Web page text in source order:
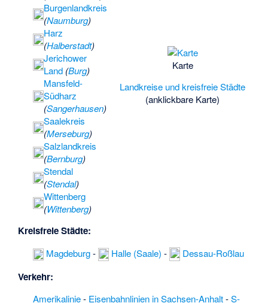
Dammbach
(Rappbode)
Holz nördlich
Beyernaumburg
Garlipp·Dorfkirche
Prödel
Karte
Landkreise und kreisfreie Städte
(anklickbare Karte)
Burgenlandkreis
(Naumburg)
Harz
(Halberstadt)
Jerichower
Land (Burg)
Mansfeld-
Südharz
(Sangerhausen)
Saalekreis
(Merseburg)
Salzlandkreis
(Bernburg)
Stendal
(Stendal)
Wittenberg
(Wittenberg)
Kreisfreie Städte:
Magdeburg- Halle (Saale) - Dessau-Roßlau
Verkehr:
Amerikalinie- Eisenbahnlinien in Sachsen-Anhalt-S-